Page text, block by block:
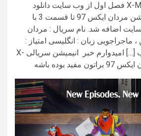
خارجی X-Men ’97 2024 فصل اول از وب سایت دانلود
کارتون کم حجمانیمیشن مردان ایکس 97 تا قسمت 3 با
اضافه شد. نام سریال : مردان
اکشن ، ماجراجویی زبان : انگلیسی امتیاز :
9.0 در IMDB مخاطب […] امیدوارم خبر انیمیشن سریالی X-